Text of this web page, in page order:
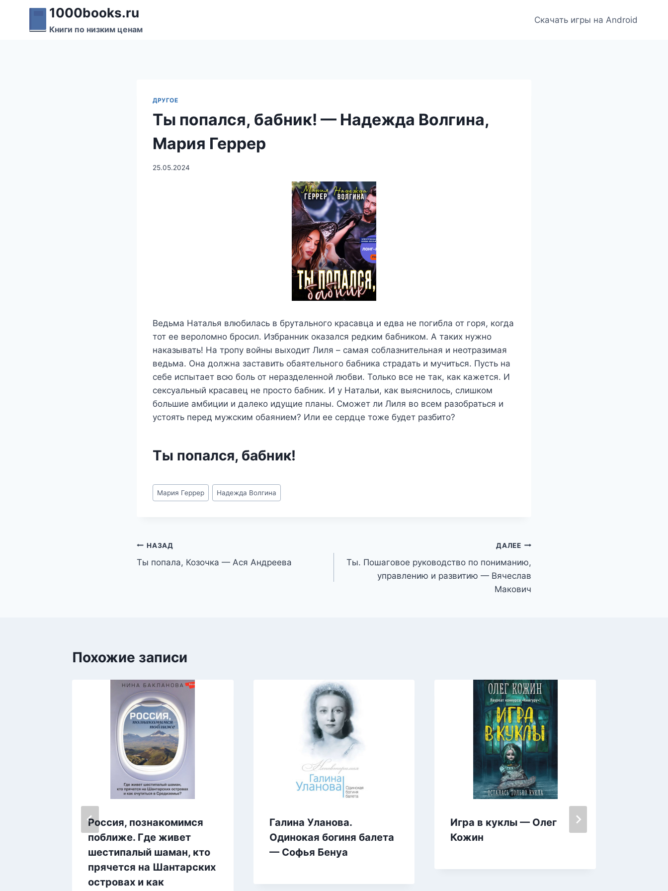
Перейти
содержимому
1000books.ru
Книги по низким ценам
Скачать игры на Android
ДРУГОЕ
Ты попался, бабник! — Надежда Волгина,
Мария Геррер
25.05.2024
Ведьма Наталья влюбилась в брутального красавца и едва не погибла от горя, когда
тот ее вероломно бросил. Избранник оказался редким бабником. А таких нужно
наказывать! На тропу войны выходит Лиля – самая соблазнительная и неотразимая
ведьма. Она должна заставить обаятельного бабника страдать и мучиться. Пусть на
себе испытает всю боль от неразделенной любви. Только все не так, как кажется. И
сексуальный красавец не просто бабник. И у Натальи, как выяснилось, слишком
большие амбиции и далеко идущие планы. Сможет ли Лиля во всем разобраться и
устоять перед мужским обаянием? Или ее сердце тоже будет разбито?
Ты попался, бабник!
Метки
записи:
Мария Геррер Надежда Волгина
Навигация
по
НАЗАД
Ты попала, Козочка — Ася Андреева
ДАЛЕЕ
Ты. Пошаговое руководство по пониманию,
управлению и развитию — Вячеслав
Макович
Похожие записи
Россия, познакомимся
поближе. Где живет
шестипалый шаман, кто
прячется на Шантарских
островах и как
Галина Уланова.
Одинокая богиня балета
— Софья Бенуа
Игра в куклы — Олег
Кожин